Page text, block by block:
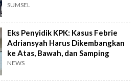
SUMSEL
Eks Penyidik KPK: Kasus Febrie
Adriansyah Harus Dikembangkan
ke Atas, Bawah, dan Samping
NEWS